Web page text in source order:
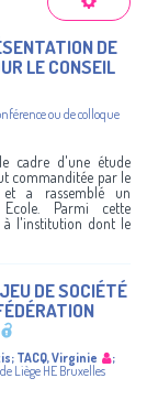
DE
LE CONSEIL
ou de colloque
cadre d'une étude
commanditée par le
et a rassemblé un
Parmi cette
à l'institution dont le
DE SOCIÉTÉ
; TACQ, Virginie
;
LiègeHE Bruxelles